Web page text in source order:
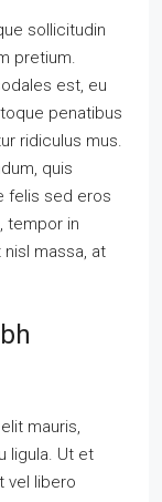
sollicitudin
pretium.
est, eu
penatibus
ridiculus mus.
quis
felis sed eros
tempor in
massa, at
mauris,
ligula. Ut et
vel libero